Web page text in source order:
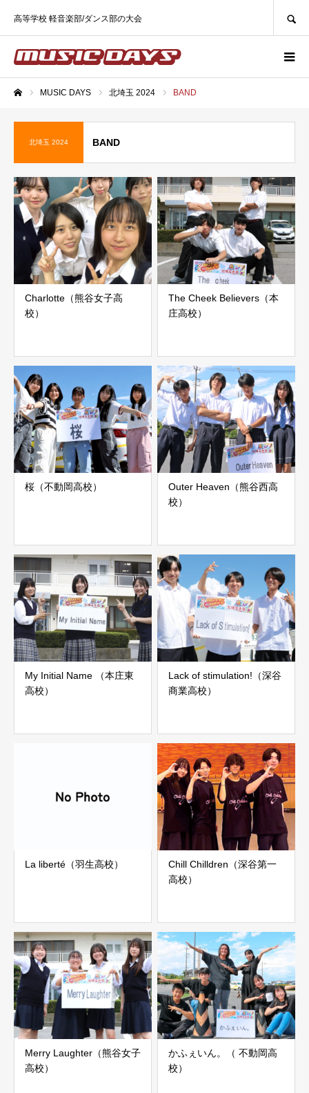
高等学校 軽音楽部/ダンス部の大会
MUSIC DAYS 北埼玉 2024 BAND
北埼玉 2024 BAND
Charlotte（熊谷女子高
校）
The Cheek Believers（本
庄高校）
桜（不動岡高校）
Outer Heaven（熊谷西高
校）
My Initial Name （本庄東
高校）
Lack of stimulation!（深谷
商業高校）
La liberté（羽生高校）
Chill Chilldren（深谷第一
高校）
Merry Laughter（熊谷女子
高校）
かふぇいん。（ 不動岡高
校）